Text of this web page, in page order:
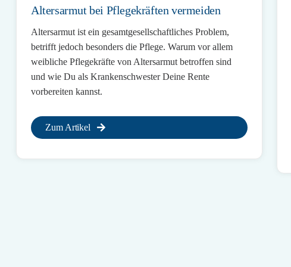
Altersarmut bei Pflegekräften vermeiden
Altersarmut ist ein gesamtgesellschaftliches Problem,
betrifft jedoch besonders die Pflege. Warum vor allem
weibliche Pflegekräfte von Altersarmut betroffen sind
und wie Du als Krankenschwester Deine Rente
vorbereiten kannst.
Zum Artikel